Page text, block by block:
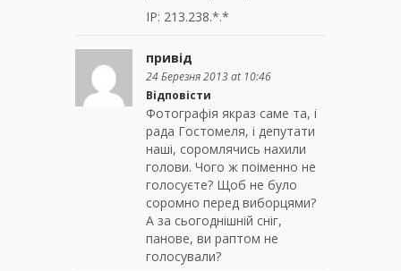
IP: 213.238.*.*
привід
24 Березня 2013 at 10:46
Відповісти
Фотографія якраз саме та, і
рада Гостомеля, і депутати
наші, соромлячись нахили
голови. Чого ж поіменно не
голосуєте? Щоб не було
соромно перед виборцями?
А за сьогоднішній сніг,
панове, ви раптом не
голосували?